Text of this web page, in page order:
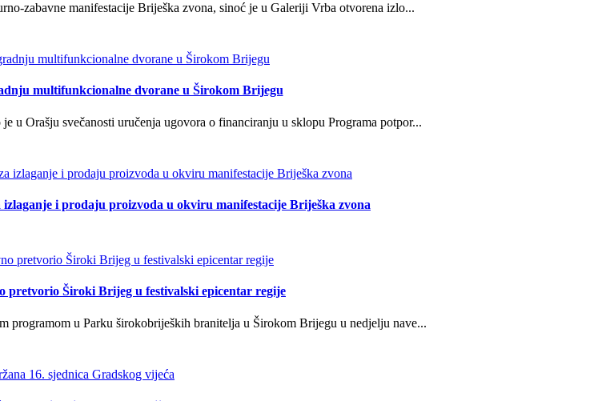
zabavne manifestacije Briješka zvona, sinoć je u Galeriji Vrba otvorena izlo...
multifunkcionalne dvorane u Širokom Brijegu
u Orašju svečanosti uručenja ugovora o financiranju u sklopu Programa potpor...
i prodaju proizvoda u okviru manifestacije Briješka zvona
pretvorio Široki Brijeg u festivalski epicentar regije
programom u Parku širokobrijeških branitelja u Širokom Brijegu u nedjelju nave...